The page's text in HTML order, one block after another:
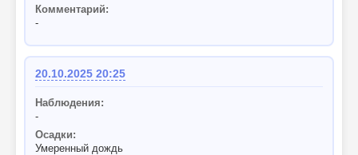
Комментарий:
-
20.10.2025 20:25
Наблюдения:
-
Осадки:
Умеренный дождь